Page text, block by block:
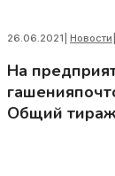
26.06.2021 Новости
На
Общий тираж